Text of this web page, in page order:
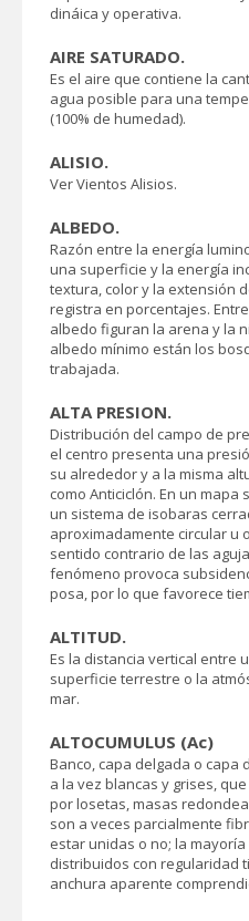
dináica y operativa.
AIRE SATURADO.
Es el aire que contiene la
agua posible para una
(100% de humedad).
ALISIO.
Ver Vientos Alisios.
ALBEDO.
Razón entre la energía
una superficie y la energía
textura, color y la extensión
registra en porcentajes.
albedo figuran la arena y la
albedo mínimo están los
trabajada.
ALTA PRESION.
Distribución del campo de
el centro presenta una
su alrededor y a la misma
como Anticiclón. En un
un sistema de isobaras
aproximadamente circular u
sentido contrario de las
fenómeno provoca
posa, por lo que favorece
ALTITUD.
Es la distancia vertical entre
superficie terrestre o la
mar.
ALTOCUMULUS (Ac)
Banco, capa delgada o capa
a la vez blancas y grises,
por losetas, masas
son a veces parcialmente
estar unidas o no; la
distribuidos con regularidad
anchura aparente